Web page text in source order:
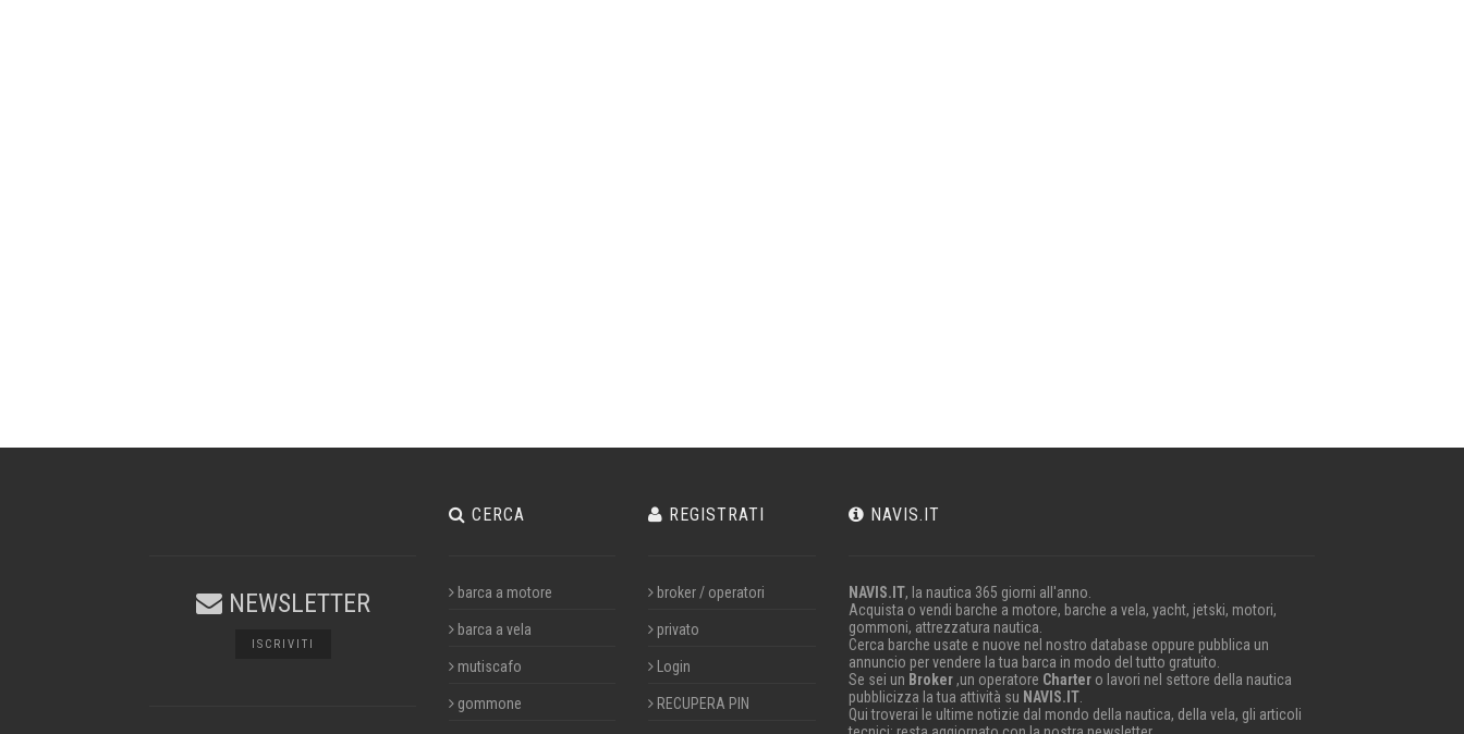
NEWSLETTER
ISCRIVITI
CERCA
barca a motore
barca a vela
mutiscafo
gommone
REGISTRATI
broker / operatori
privato
Login
RECUPERA PIN
NAVIS.IT
NAVIS.IT, la nautica 365 giorni all'anno.
Acquista o vendi barche a motore, barche a vela, yacht, jetski, motori,
gommoni, attrezzatura nautica.
Cerca barche usate e nuove nel nostro database oppure pubblica un
annuncio per vendere la tua barca in modo del tutto gratuito.
Se sei un Broker ,un operatore Chartero lavori nel settore della nautica
pubblicizza la tua attività su NAVIS.IT.
Qui troverai le ultime notizie dal mondo della nautica, della vela, gli articoli